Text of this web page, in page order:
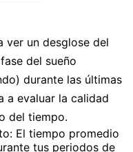
ver un desglose del
del sueño
durante las últimas
a evaluar la calidad
del tiempo.
El tiempo promedio
tus periodos de